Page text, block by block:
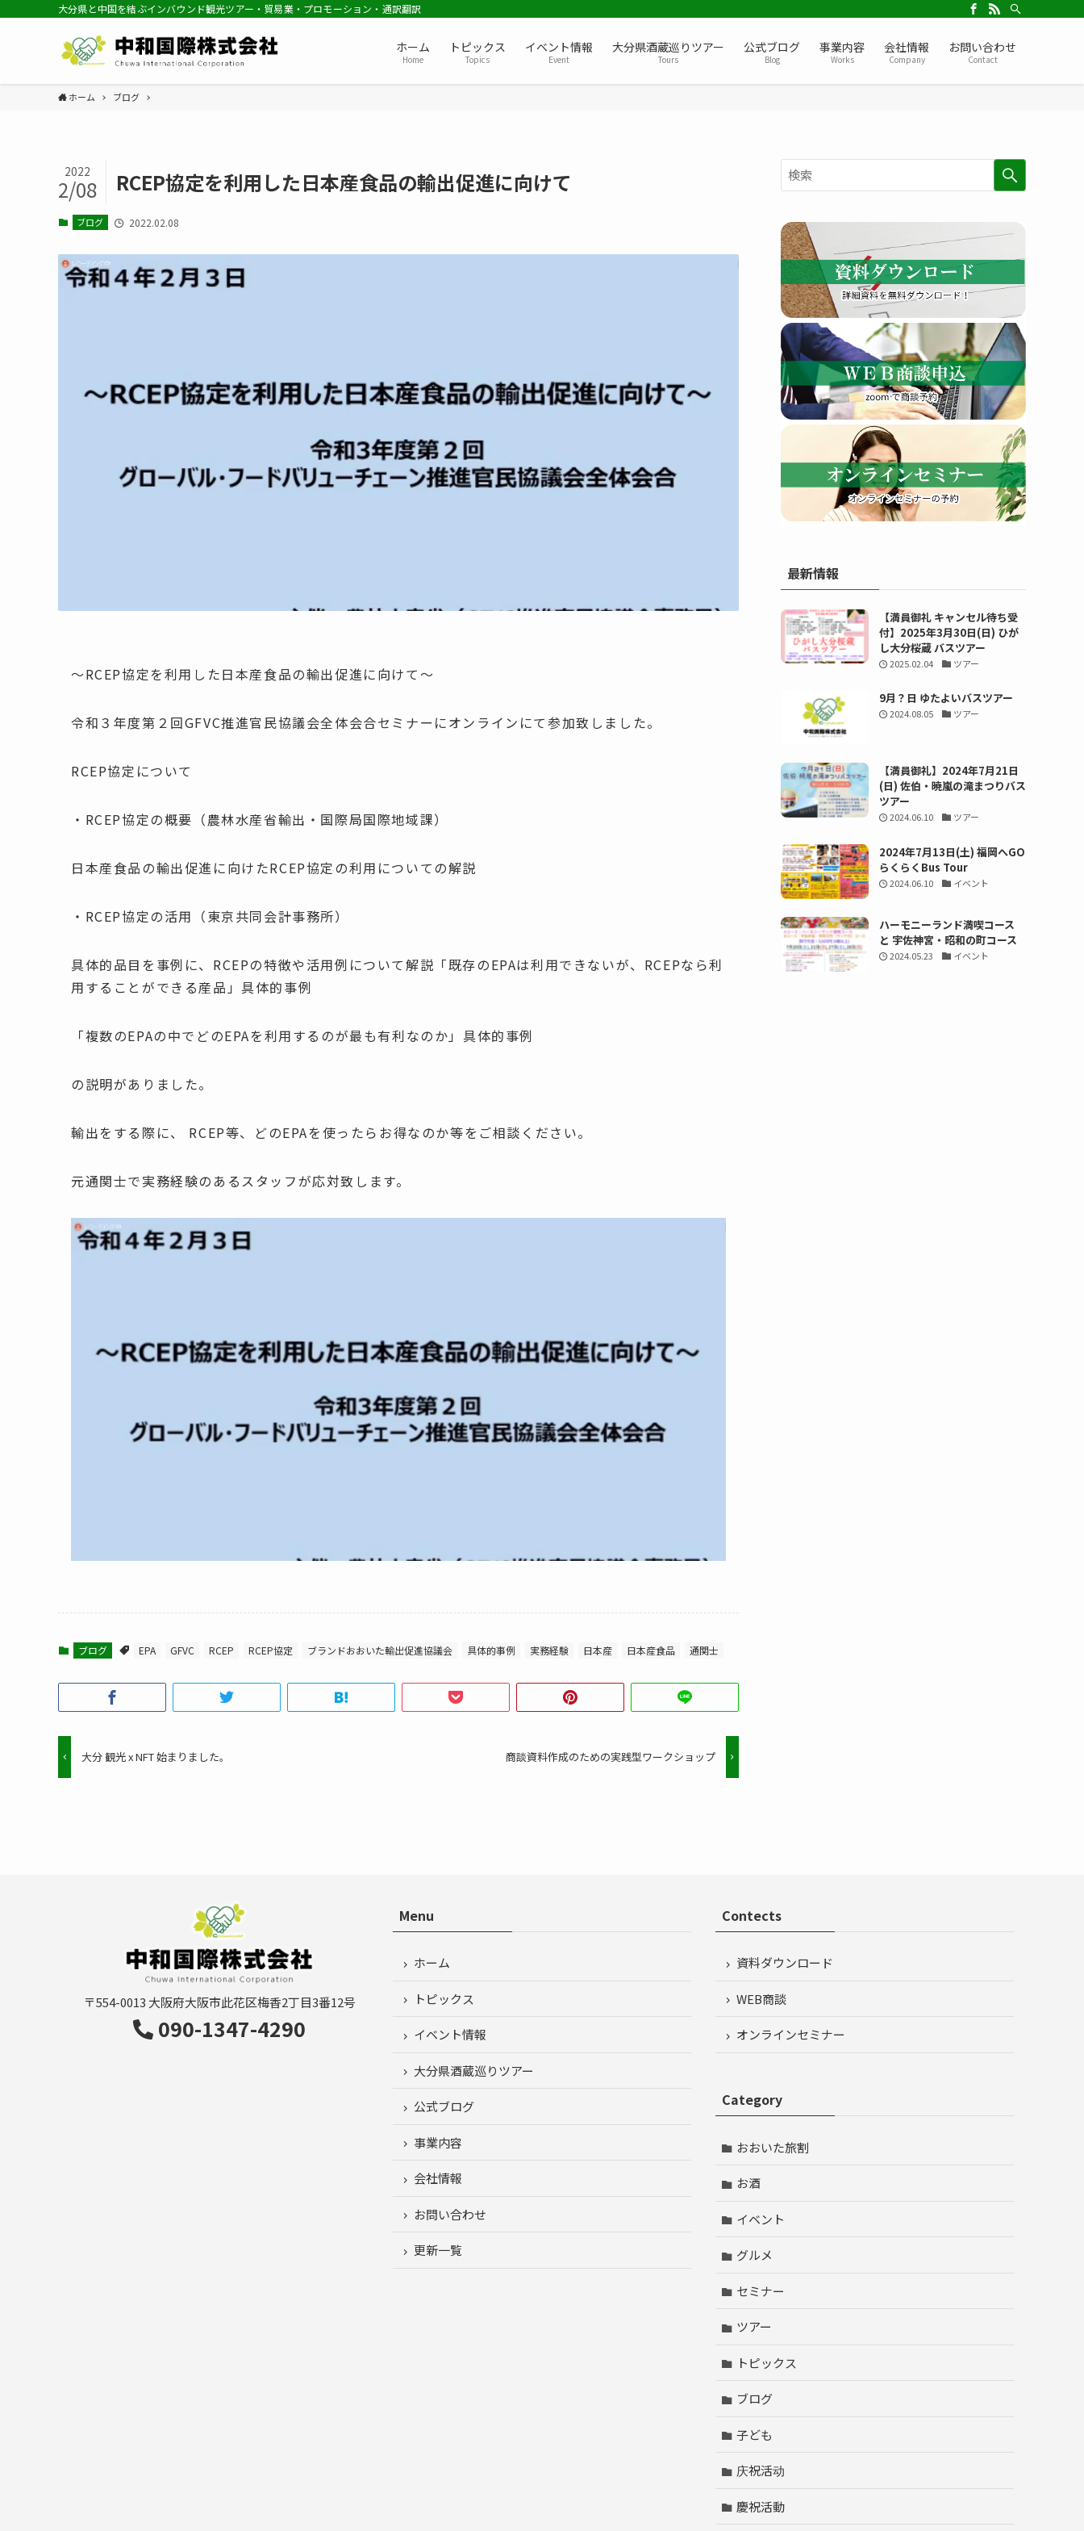
大分県と中国を結ぶインバウンド観光ツアー・貿易業・プロモーション・通訳翻訳
ホーム
Home
トピックス
Topics
イベント情報
Event
大分県酒蔵巡りツアー
Tours
公式ブログ
Blog
事業内容
Works
会社情報
Company
お問い合わせ
Contact
ホーム ブログ
RCEP協定を利用した日本産食品の輸出促進に向けて
2022
2/08
ブログ 2022.02.08
～RCEP協定を利用した日本産食品の輸出促進に向けて～
令和３年度第２回GFVC推進官民協議会全体会合セミナーにオンラインにて参加致しました。
RCEP協定について
・RCEP協定の概要（農林水産省輸出・国際局国際地域課）
日本産食品の輸出促進に向けたRCEP協定の利用についての解説
・RCEP協定の活用（東京共同会計事務所）
具体的品目を事例に、RCEPの特徴や活用例について解説「既存のEPAは利用できないが、RCEPなら利
用することができる産品」具体的事例
「複数のEPAの中でどのEPAを利用するのが最も有利なのか」具体的事例
の説明がありました。
輸出をする際に、 RCEP等、どのEPAを使ったらお得なのか等をご相談ください。
元通関士で実務経験のあるスタッフが応対致します。
ブログ EPA GFVC RCEP RCEP協定 ブランドおおいた輸出促進協議会 具体的事例 実務経験 日本産 日本産食品 通関士
大分 観光 x NFT 始まりました。 商談資料作成のための実践型ワークショップ
索
す
る
最新情報
【満員御礼 キャンセル待ち受
付】2025年3月30日(日) ひが
し大分桜蔵 バスツアー
2025.02.04 ツアー
9月？日 ゆたよいバスツアー
2024.08.05 ツアー
【満員御礼】2024年7月21日
(日) 佐伯・暁嵐の滝まつりバス
ツアー
2024.06.10 ツアー
2024年7月13日(土) 福岡へGO
らくらくBus Tour
2024.06.10 イベント
ハーモニーランド満喫コース
と 宇佐神宮・昭和の町コース
2024.05.23 イベント
〒554-0013 大阪府大阪市此花区梅香2丁目3番12号
090-1347-4290
Menu
ホーム
トピックス
イベント情報
大分県酒蔵巡りツアー
公式ブログ
事業内容
会社情報
お問い合わせ
更新一覧
Contects
資料ダウンロード
WEB商談
オンラインセミナー
Category
おおいた旅割
お酒
イベント
グルメ
セミナー
ツアー
トピックス
ブログ
子ども
庆祝活动
慶祝活動